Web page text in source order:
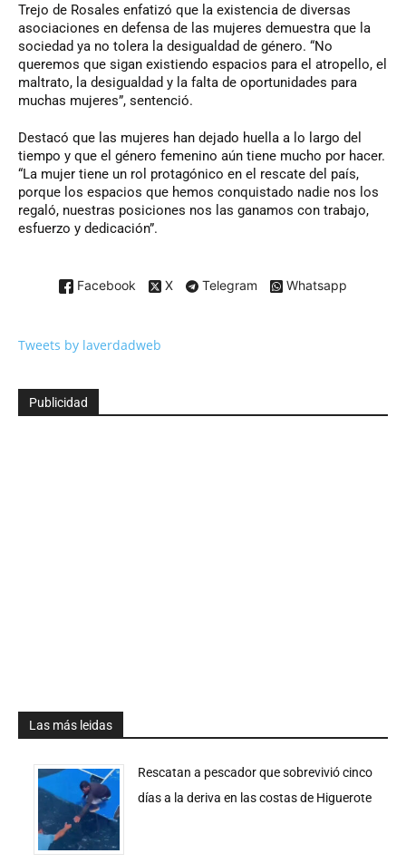
Trejo de Rosales enfatizó que la existencia de diversas
asociaciones en defensa de las mujeres demuestra que la
sociedad ya no tolera la desigualdad de género. “No
queremos que sigan existiendo espacios para el atropello, el
maltrato, la desigualdad y la falta de oportunidades para
muchas mujeres”, sentenció.
Destacó que las mujeres han dejado huella a lo largo del
tiempo y que el género femenino aún tiene mucho por hacer.
“La mujer tiene un rol protagónico en el rescate del país,
porque los espacios que hemos conquistado nadie nos los
regaló, nuestras posiciones nos las ganamos con trabajo,
esfuerzo y dedicación”.
Facebook X Telegram Whatsapp
Tweets by laverdadweb
Publicidad
Las más leidas
Rescatan a pescador que sobrevivió cinco
días a la deriva en las costas de Higuerote